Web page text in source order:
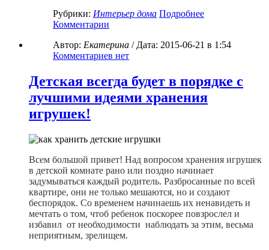
Рубрики: Интерьер дома Подробнее
Комментарии
Автор: Екатерина / Дата: 2015-06-21 в 1:54
Комментариев нет
Детская всегда будет в порядке с
лучшими идеями хранения
игрушек!
Всем большой привет! Над вопросом хранения игрушек
в детской комнате рано или поздно начинает
задумываться каждый родитель. Разбросанные по всей
квартире, они не только мешаются, но и создают
беспорядок. Со временем начинаешь их ненавидеть и
мечтать о том, чтоб ребенок поскорее повзрослел и
избавил от необходимости наблюдать за этим, весьма
неприятным, зрелищем.